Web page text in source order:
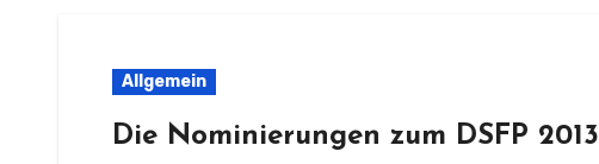
Allgemein
Die Nominierungen zum DSFP 2013